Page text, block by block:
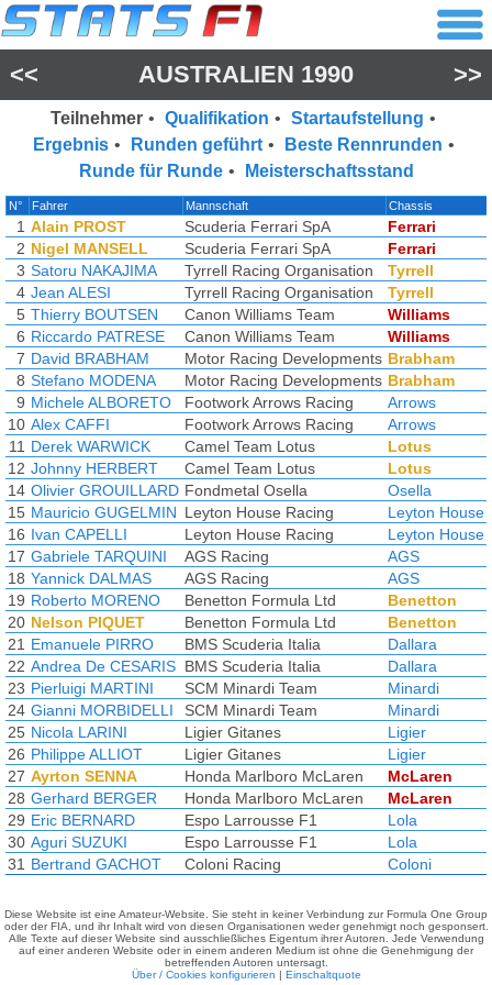
<< AUSTRALIEN 1990 >>
Teilnehmer • Qualifikation • Startaufstellung •
Ergebnis • Runden geführt • Beste Rennrunden •
Runde für Runde • Meisterschaftsstand
N° Fahrer Mannschaft Chassis
1 Alain PROST Scuderia Ferrari SpA Ferrari
2 Nigel MANSELL Scuderia Ferrari SpA Ferrari
3 Satoru NAKAJIMA Tyrrell Racing Organisation Tyrrell
4 Jean ALESI Tyrrell Racing Organisation Tyrrell
5 Thierry BOUTSEN Canon Williams Team Williams
6 Riccardo PATRESE Canon Williams Team Williams
7 David BRABHAM Motor Racing Developments Brabham
8 Stefano MODENA Motor Racing Developments Brabham
9 Michele ALBORETO Footwork Arrows Racing Arrows
10 Alex CAFFI Footwork Arrows Racing Arrows
11 Derek WARWICK Camel Team Lotus Lotus
12 Johnny HERBERT Camel Team Lotus Lotus
14 Olivier GROUILLARD Fondmetal Osella Osella
15 Mauricio GUGELMIN Leyton House Racing Leyton House
16 Ivan CAPELLI Leyton House Racing Leyton House
17 Gabriele TARQUINI AGS Racing AGS
18 Yannick DALMAS AGS Racing AGS
19 Roberto MORENO Benetton Formula Ltd Benetton
20 Nelson PIQUET Benetton Formula Ltd Benetton
21 Emanuele PIRRO BMS Scuderia Italia Dallara
22 Andrea De CESARIS BMS Scuderia Italia Dallara
23 Pierluigi MARTINI SCM Minardi Team Minardi
24 Gianni MORBIDELLI SCM Minardi Team Minardi
25 Nicola LARINI Ligier Gitanes Ligier
26 Philippe ALLIOT Ligier Gitanes Ligier
27 Ayrton SENNA Honda Marlboro McLaren McLaren
28 Gerhard BERGER Honda Marlboro McLaren McLaren
29 Eric BERNARD Espo Larrousse F1 Lola
30 Aguri SUZUKI Espo Larrousse F1 Lola
31 Bertrand GACHOT Coloni Racing Coloni
Diese Website ist eine Amateur-Website. Sie steht in keiner Verbindung zur Formula One Group
oder der FIA, und ihr Inhalt wird von diesen Organisationen weder genehmigt noch gesponsert.
Alle Texte auf dieser Website sind ausschließliches Eigentum ihrer Autoren. Jede Verwendung
auf einer anderen Website oder in einem anderen Medium ist ohne die Genehmigung der
betreffenden Autoren untersagt.
Über / Cookies konfigurieren | Einschaltquote